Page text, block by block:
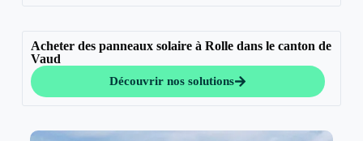
Acheter des panneaux solaire à Rolle dans le canton de
Vaud
Découvrir nos solutions